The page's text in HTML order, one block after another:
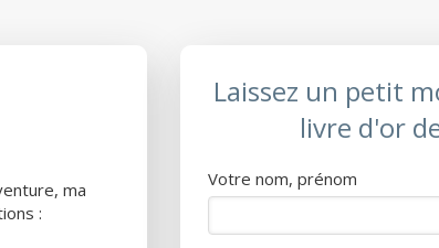
ma
:
Laissez un petit
livre d'or
Votre nom, prénom